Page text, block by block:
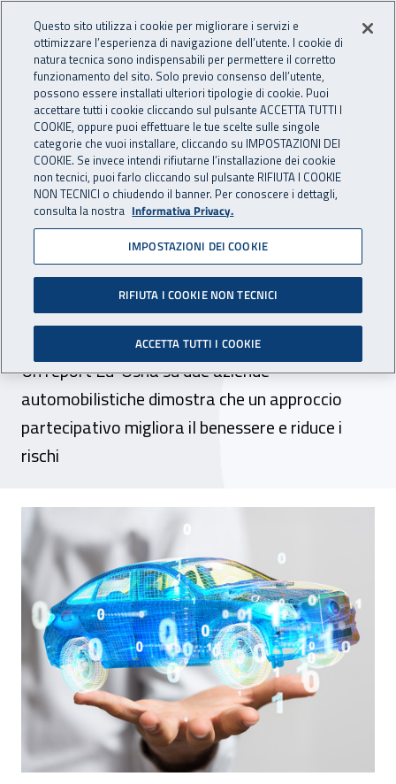
INAIL - Istituto Nazionale
Apri cerca
Navigazione principale
Navigazione - Ti trovi in:
Home Inail comunica News
18 dicembre 2024
Gestire i lavoratori con la
IA: una comparazione tra
Italia e Belgio
Un report Eu-Osha su due aziende
automobilistiche dimostra che un approccio
partecipativo migliora il benessere e riduce i
rischi
Gestire i lavoratori con la IA: una
Questo sito utilizza i cookie per migliorare i servizi e
ottimizzare l’esperienza di navigazione dell’utente. I cookie di
natura tecnica sono indispensabili per permettere il corretto
funzionamento del sito. Solo previo consenso dell’utente,
possono essere installati ulteriori tipologie di cookie. Puoi
accettare tutti i cookie cliccando sul pulsante ACCETTA TUTTI I
COOKIE, oppure puoi effettuare le tue scelte sulle singole
categorie che vuoi installare, cliccando su IMPOSTAZIONI DEI
COOKIE. Se invece intendi rifiutarne l’installazione dei cookie
non tecnici, puoi farlo cliccando sul pulsante RIFIUTA I COOKIE
NON TECNICI o chiudendo il banner. Per conoscere i dettagli,
consulta la nostra Informativa Privacy.
IMPOSTAZIONI DEI COOKIE
RIFIUTA I COOKIE NON TECNICI
ACCETTA TUTTI I COOKIE